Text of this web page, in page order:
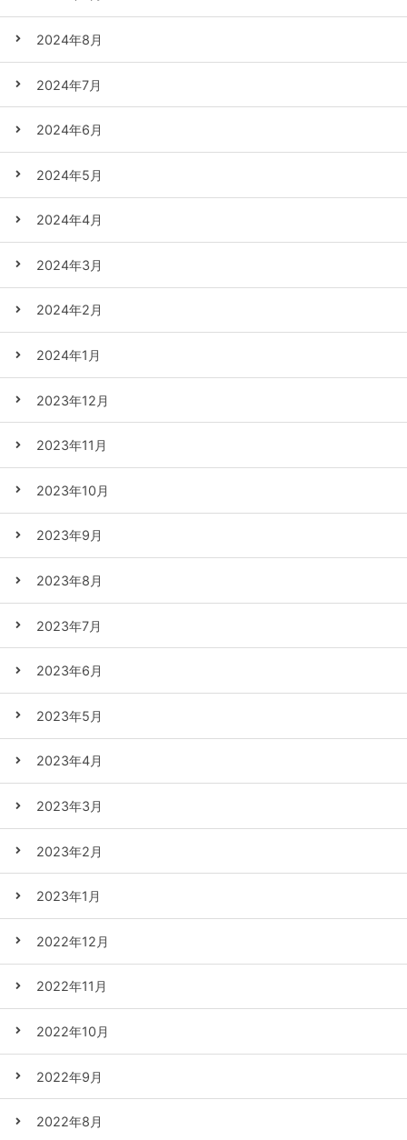
2024年8月
2024年7月
2024年6月
2024年5月
2024年4月
2024年3月
2024年2月
2024年1月
2023年12月
2023年11月
2023年10月
2023年9月
2023年8月
2023年7月
2023年6月
2023年5月
2023年4月
2023年3月
2023年2月
2023年1月
2022年12月
2022年11月
2022年10月
2022年9月
2022年8月